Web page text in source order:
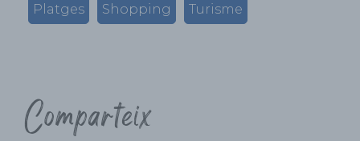
Platges Shopping Turisme
Comparteix